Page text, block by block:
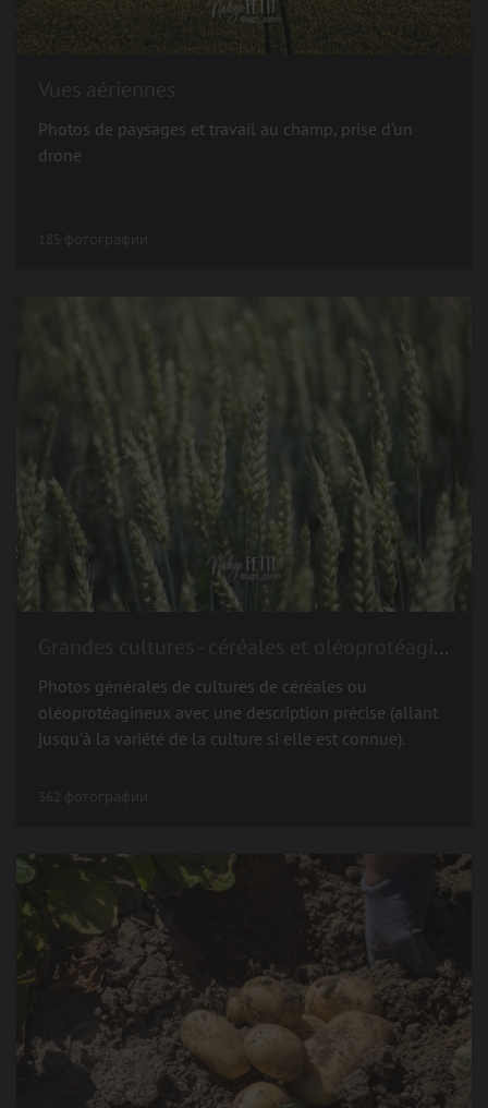
Photos de paysages et travail au champ, prise d'un
drone
185 фотографии
Grandes cultures - céréales et oléoprotéagineux
Photos générales de cultures de céréales ou
oléoprotéagineux avec une description précise (allant
jusqu'à la variété de la culture si elle est connue).
362 фотографии